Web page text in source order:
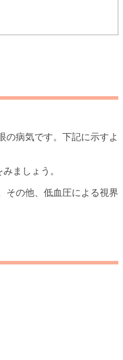
の病気です。下記に示すよ
ましょう。
その他、低血圧による視界